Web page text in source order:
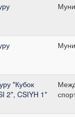
"Кубок
2*, CSIYH 1*